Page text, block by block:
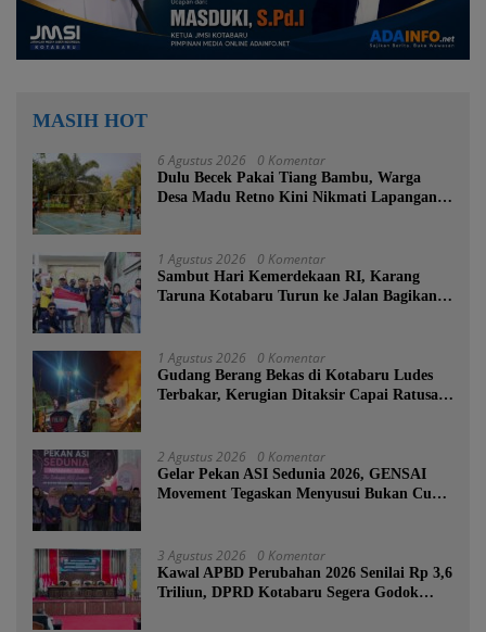
MASIH HOT
6 Agustus 2026 0 Komentar
Dulu Becek Pakai Tiang Bambu, Warga
Desa Madu Retno Kini Nikmati Lapangan
1 Agustus 2026 0 Komentar
Sambut Hari Kemerdekaan RI, Karang
Taruna Kotabaru Turun ke Jalan Bagikan
1 Agustus 2026 0 Komentar
Gudang Berang Bekas di Kotabaru Ludes
Terbakar, Kerugian Ditaksir Capai Ratusan
2 Agustus 2026 0 Komentar
Gelar Pekan ASI Sedunia 2026, GENSAI
Movement Tegaskan Menyusui Bukan Cuma
3 Agustus 2026 0 Komentar
Kawal APBD Perubahan 2026 Senilai Rp 3,6
Triliun, DPRD Kotabaru Segera Godok